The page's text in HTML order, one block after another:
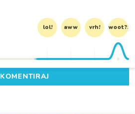
lol! aww vrh! woot?!
KOMENTIRAJ